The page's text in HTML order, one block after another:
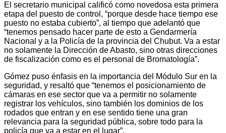
El secretario municipal calificó como novedosa esta primera
etapa del puesto de control, “porque desde hace tiempo ese
puesto no estaba cubierto”, al tiempo que adelantó que
“tenemos pensado hacer parte de esto a Gendarmería
Nacional y a la Policía de la provincia del Chubut. Va a estar
no solamente la Dirección de Abasto, sino otras direcciones
de fiscalización como es el personal de Bromatología”.
Gómez puso énfasis en la importancia del Módulo Sur en la
seguridad, y resaltó que “tenemos el posicionamiento de
cámaras en ese sector que va a permitir no solamente
registrar los vehículos, sino también los dominios de los
rodados que entran y en ese sentido tiene una gran
relevancia para la seguridad pública, sobre todo para la
policía que va a estar en el lugar”.